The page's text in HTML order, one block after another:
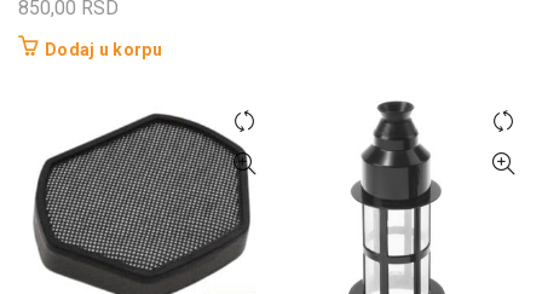
850,00 RSD
Dodaj u korpu